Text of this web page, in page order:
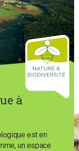
à
est en
un espace